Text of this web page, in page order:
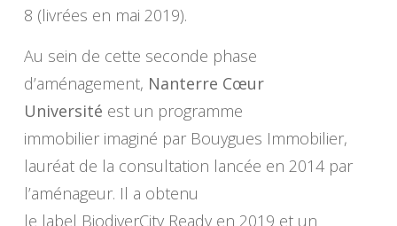
8 (livrées en mai 2019).
Au sein de cette seconde phase
d’aménagement, Nanterre Cœur
Université est un programme
immobilier imaginé par Bouygues Immobilier,
lauréat de la consultation lancée en 2014 par
l’aménageur. Il a obtenu
le label BiodiverCity Ready en 2019 et un